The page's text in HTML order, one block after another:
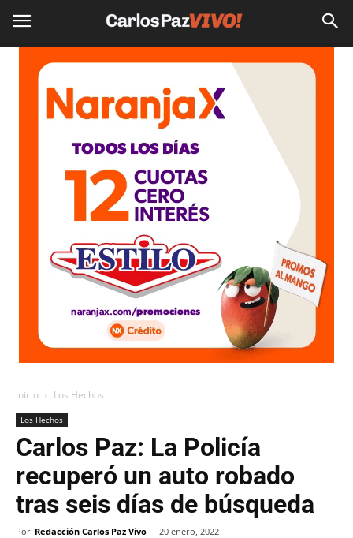
Inicio Los Hechos
Los Hechos
Carlos Paz: La Policía
recuperó un auto robado
tras seis días de búsqueda
Por Redacción Carlos Paz Vivo - 20 enero, 2022